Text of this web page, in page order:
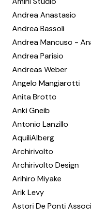
Andrea Anastasio
Andrea Bassoli
Andrea Mancuso -
Andrea Parisio
Andreas Weber
Angelo Mangiarotti
Anita Brotto
Anki Gneib
Antonio Lanzillo
AquiliAlberg
Archirivolto
Archirivolto Design
Arihiro Miyake
Arik Levy
Astori De Ponti